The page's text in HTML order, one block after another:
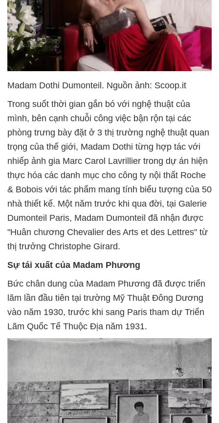
Madam Dothi Dumonteil. Nguồn ảnh: Scoop.it
Trong suốt thời gian gắn bó với nghệ thuật của
mình, bên cạnh chuỗi công việc bận rộn tại các
phòng trưng bày đặt ở 3 thị trường nghệ thuật quan
trọng của thế giới, Madam Dothi từng hợp tác với
nhiếp ảnh gia Marc Carol Lavrillier trong dự án hiện
thực hóa các danh mục cho công ty nội thất Roche
& Bobois với tác phẩm mang tính biểu tượng của 50
nhà thiết kế. Một năm trước khi qua đời, tại Galerie
Dumonteil Paris, Madam Dumonteil đã nhận được
"Huân chương Chevalier des Arts et des Lettres" từ
thị trưởng Christophe Girard.
Sự tái xuất của Madam Phương
Bức chân dung của Madam Phương đã được triển
lãm lần đầu tiên tại trường Mỹ Thuật Đông Dương
vào năm 1930, trước khi sang Paris tham dự Triển
Lãm Quốc Tế Thuộc Địa năm 1931.